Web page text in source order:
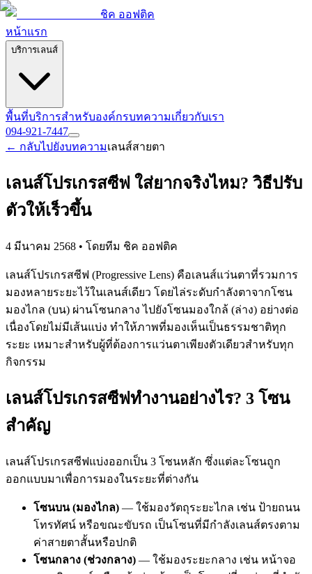
ชิค ออฟติค
หน้าแรก
บริการเลนส์
พื้นที่บริการสำหรับองค์กรบทความเกี่ยวกับเรา
094-921-7447
← กลับไปยังบทความเลนส์สายตา
เลนส์โปรเกรสซีฟ ใส่ยากจริงไหม? วิธีปรับ
ตัวให้เร็วขึ้น
4 มีนาคม 2568 • โดยทีม ชิค ออฟติค
เลนส์โปรเกรสซีฟ (Progressive Lens) คือเลนส์แว่นตาที่รวมการ
มองหลายระยะไว้ในเลนส์เดียว โดยไล่ระดับกำลังตาจากโซน
มองไกล (บน) ผ่านโซนกลาง ไปยังโซนมองใกล้ (ล่าง) อย่างต่อ
เนื่องโดยไม่มีเส้นแบ่ง ทำให้ภาพที่มองเห็นเป็นธรรมชาติทุก
ระยะ เหมาะสำหรับผู้ที่ต้องการแว่นตาเพียงตัวเดียวสำหรับทุก
กิจกรรม
เลนส์โปรเกรสซีฟทำงานอย่างไร? 3 โซน
สำคัญ
เลนส์โปรเกรสซีฟแบ่งออกเป็น 3 โซนหลัก ซึ่งแต่ละโซนถูก
ออกแบบมาเพื่อการมองในระยะที่ต่างกัน
โซนบน (มองไกล) — ใช้มองวัตถุระยะไกล เช่น ป้ายถนน
โทรทัศน์ หรือขณะขับรถ เป็นโซนที่มีกำลังเลนส์ตรงตาม
ค่าสายตาสั้นหรือปกติ
โซนกลาง (ช่วงกลาง) — ใช้มองระยะกลาง เช่น หน้าจอ